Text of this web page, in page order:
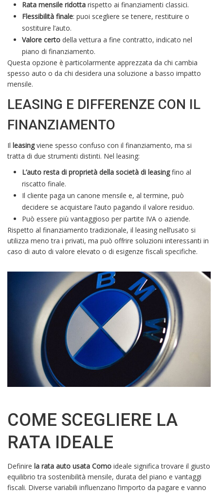
Rata mensile ridotta rispetto ai finanziamenti classici.
Flessibilità finale: puoi scegliere se tenere, restituire o
sostituire l’auto.
Valore certo della vettura a fine contratto, indicato nel
piano di finanziamento.
Questa opzione è particolarmente apprezzata da chi cambia
spesso auto o da chi desidera una soluzione a basso impatto
mensile.
LEASING E DIFFERENZE CON IL
FINANZIAMENTO
Il leasingviene spesso confuso con il finanziamento, ma si
tratta di due strumenti distinti. Nel leasing:
L’auto resta di proprietà della società di leasingfino al
riscatto finale.
Il cliente paga un canone mensile e, al termine, può
decidere se acquistare l’auto pagando il valore residuo.
Può essere più vantaggioso per partite IVA o aziende.
Rispetto al finanziamento tradizionale, il leasing nell’usato si
utilizza meno tra i privati, ma può offrire soluzioni interessanti in
caso di auto di valore elevato o di esigenze fiscali specifiche.
COME SCEGLIERE LA
RATA IDEALE
Definire la rata auto usata Como ideale significa trovare il giusto
equilibrio tra sostenibilità mensile, durata del piano e vantaggi
fiscali. Diverse variabili influenzano l’importo da pagare e vanno